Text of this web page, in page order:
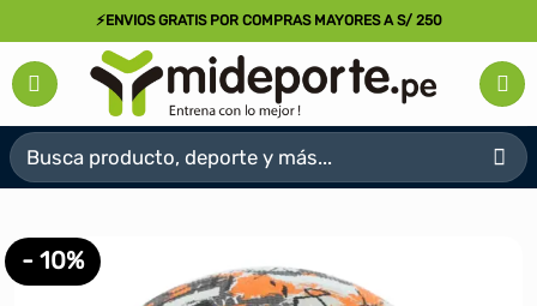
al
contenido
⚡ENVIOS GRATIS POR COMPRAS MAYORES A S/ 250
Buscar
por:
- 10%